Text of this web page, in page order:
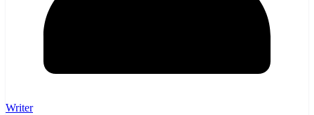
Writer